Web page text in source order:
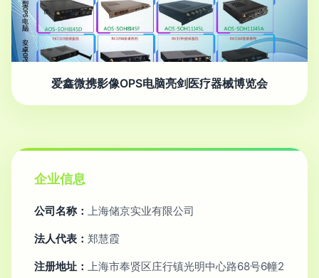
爱鑫微携影像OPS电脑亮剑医疗器械博览会
企业信息
公司名称： 上海储京实业有限公司
法人代表： 郑慧霞
注册地址： 上海市奉贤区庄行镇光明中心路68号6幢2